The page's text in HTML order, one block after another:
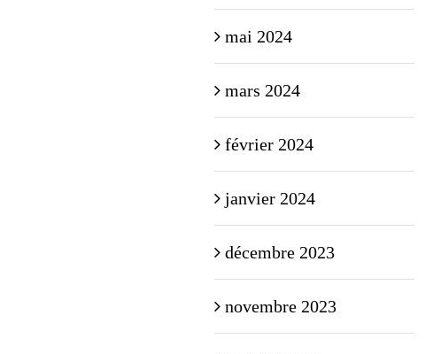
mai 2024
mars 2024
février 2024
janvier 2024
décembre 2023
novembre 2023